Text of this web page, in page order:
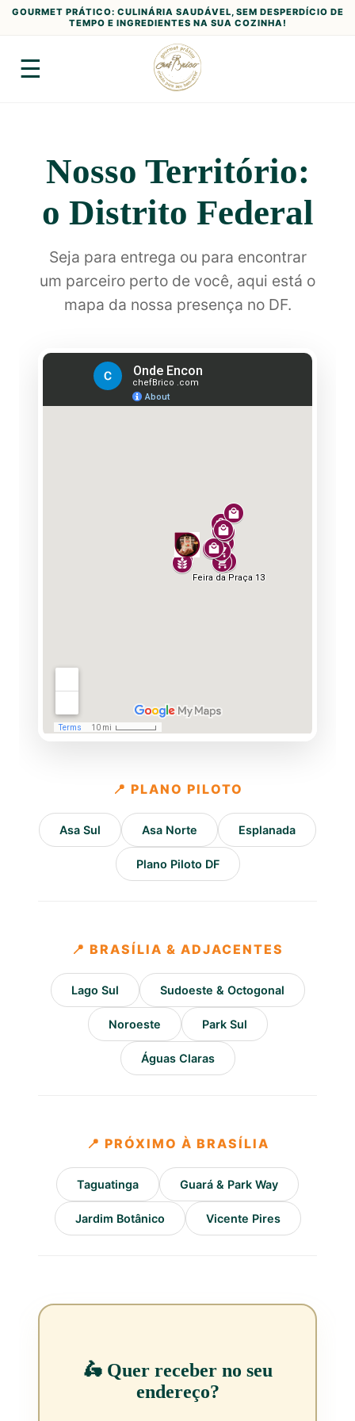
GOURMET PRÁTICO: CULINÁRIA SAUDÁVEL, SEM DESPERDÍCIO DE
TEMPO E INGREDIENTES NA SUA COZINHA!
☰
Nosso Território:
o Distrito Federal
Seja para entrega ou para encontrar
um parceiro perto de você, aqui está o
mapa da nossa presença no DF.
📍 PLANO PILOTO
Asa Sul Asa Norte Esplanada
Plano Piloto DF
📍 BRASÍLIA & ADJACENTES
Lago Sul Sudoeste & Octogonal
Noroeste Park Sul
Águas Claras
📍 PRÓXIMO À BRASÍLIA
Taguatinga Guará & Park Way
Jardim Botânico Vicente Pires
🛵 Quer receber no seu
endereço?